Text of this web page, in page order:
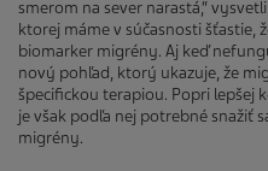
smerom na sever narastá,“
ktorej máme v súčasnosti šťastie,
biomarker migrény. Aj keď
nový pohľad, ktorý ukazuje, že
špecifickou terapiou. Popri lepšej
je však podľa nej potrebné snažiť
migrény.